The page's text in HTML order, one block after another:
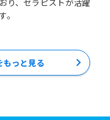
もっと見る